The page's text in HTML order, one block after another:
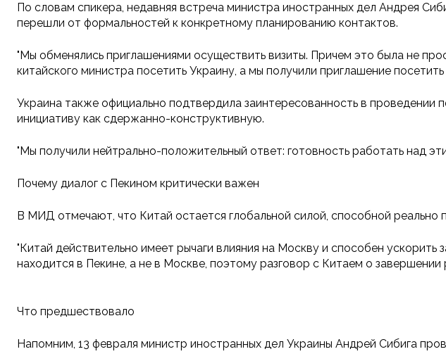
По словам спикера, недавняя встреча министра иностранных дел Андрея
перешли от формальностей к конкретному планированию контактов.
"Мы обменялись приглашениями осуществить визиты. Причем это была не
китайского министра посетить Украину, а мы получили приглашение
Украина также официально подтвердила заинтересованность в
инициативу как сдержанно-конструктивную.
"Мы получили нейтрально-положительный ответ: готовность работать над
Почему диалог с Пекином критически важен
В МИД отмечают, что Китай остается глобальной силой, способной реально
"Китай действительно имеет рычаги влияния на Москву и способен
находится в Пекине, а не в Москве, поэтому разговор с Китаем о
Что предшествовало
Напомним, 13 февраля министр иностранных дел Украины Андрей Сибига